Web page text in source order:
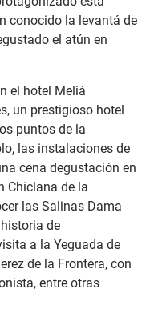
conocido la levantá de
el atún en
el hotel Meliá
un prestigioso hotel
puntos de la
las instalaciones de
cena degustación en
Chiclana de la
las Salinas Dama
de
a la Yeguada de
de la Frontera, con
entre otras